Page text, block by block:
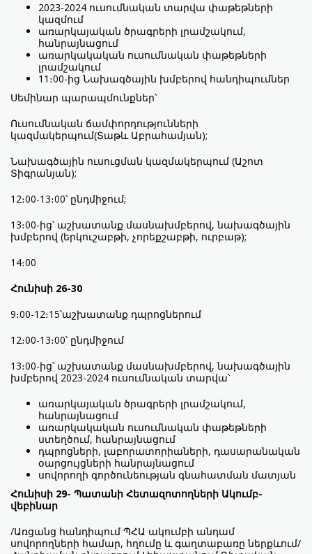
2023-2024 ուսումնական տարվա փաթեթների
կազմում
առարկայական ծրագրերի լրամշակում,
հանրայնացում
առարկակական ուսումնական փաթեթների
լրամշակում
11։00-ից Նախագծային խմբերով հանդիպումներ
Սեմինար պարապմունքներ՝
Ուսումնական ճամփորդությունների
կազմակերպում(Տաթև Աբրահամյան);
Նախագծային ուսուցման կազմակերպում (Աշոտ
Տիգրանյան);
12։00-13։00՝ ընդմիջում;
13։00-ից՝ աշխատանք մասնախմբերով, նախագծային
խմբերով (երկուշաբթի, չորեքշաբթի, ուրբաթ);
14։00
Հունիսի 26-30
9։00-12։15՝աշխատանք դպրոցներում
12։00-13։00՝ ընդմիջում
13։00-ից՝ աշխատանք մասնախմբերով, նախագծային
խմբերով 2023-2024 ուսումնական տարվա՝
առարկայական ծրագրերի լրամշակում,
հանրայնացում
առարկակական ուսումնական փաթեթների
ստեղծում, հանրայնացում
դպրոցների, լաբորատորիաների, դասարանական
օարցույցների հանրայնացում
սովորողի գործունեության գնահատման մատյան
Հունիսի 29- Պատանի Հետազոտողների Ակումբ-
վեբինար
/Առցանց հանդիպում ՊՀԱ ակումբի անդամ
սովորողների համար, հղումը և գաղտաբառը ներքևում/